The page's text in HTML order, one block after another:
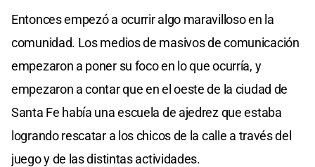
Entonces empezó a ocurrir algo maravilloso en la
comunidad. Los medios de masivos de comunicación
empezaron a poner su foco en lo que ocurría, y
empezaron a contar que en el oeste de la ciudad de
Santa Fe había una escuela de ajedrez que estaba
logrando rescatar a los chicos de la calle a través del
juego y de las distintas actividades.